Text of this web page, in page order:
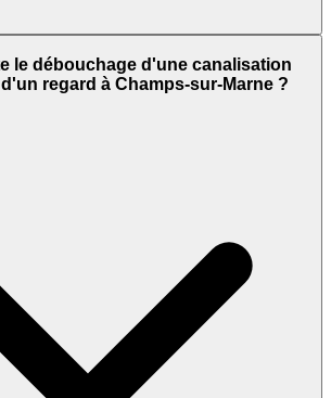
le débouchage d'une canalisation
regard à Champs-sur-Marne ?